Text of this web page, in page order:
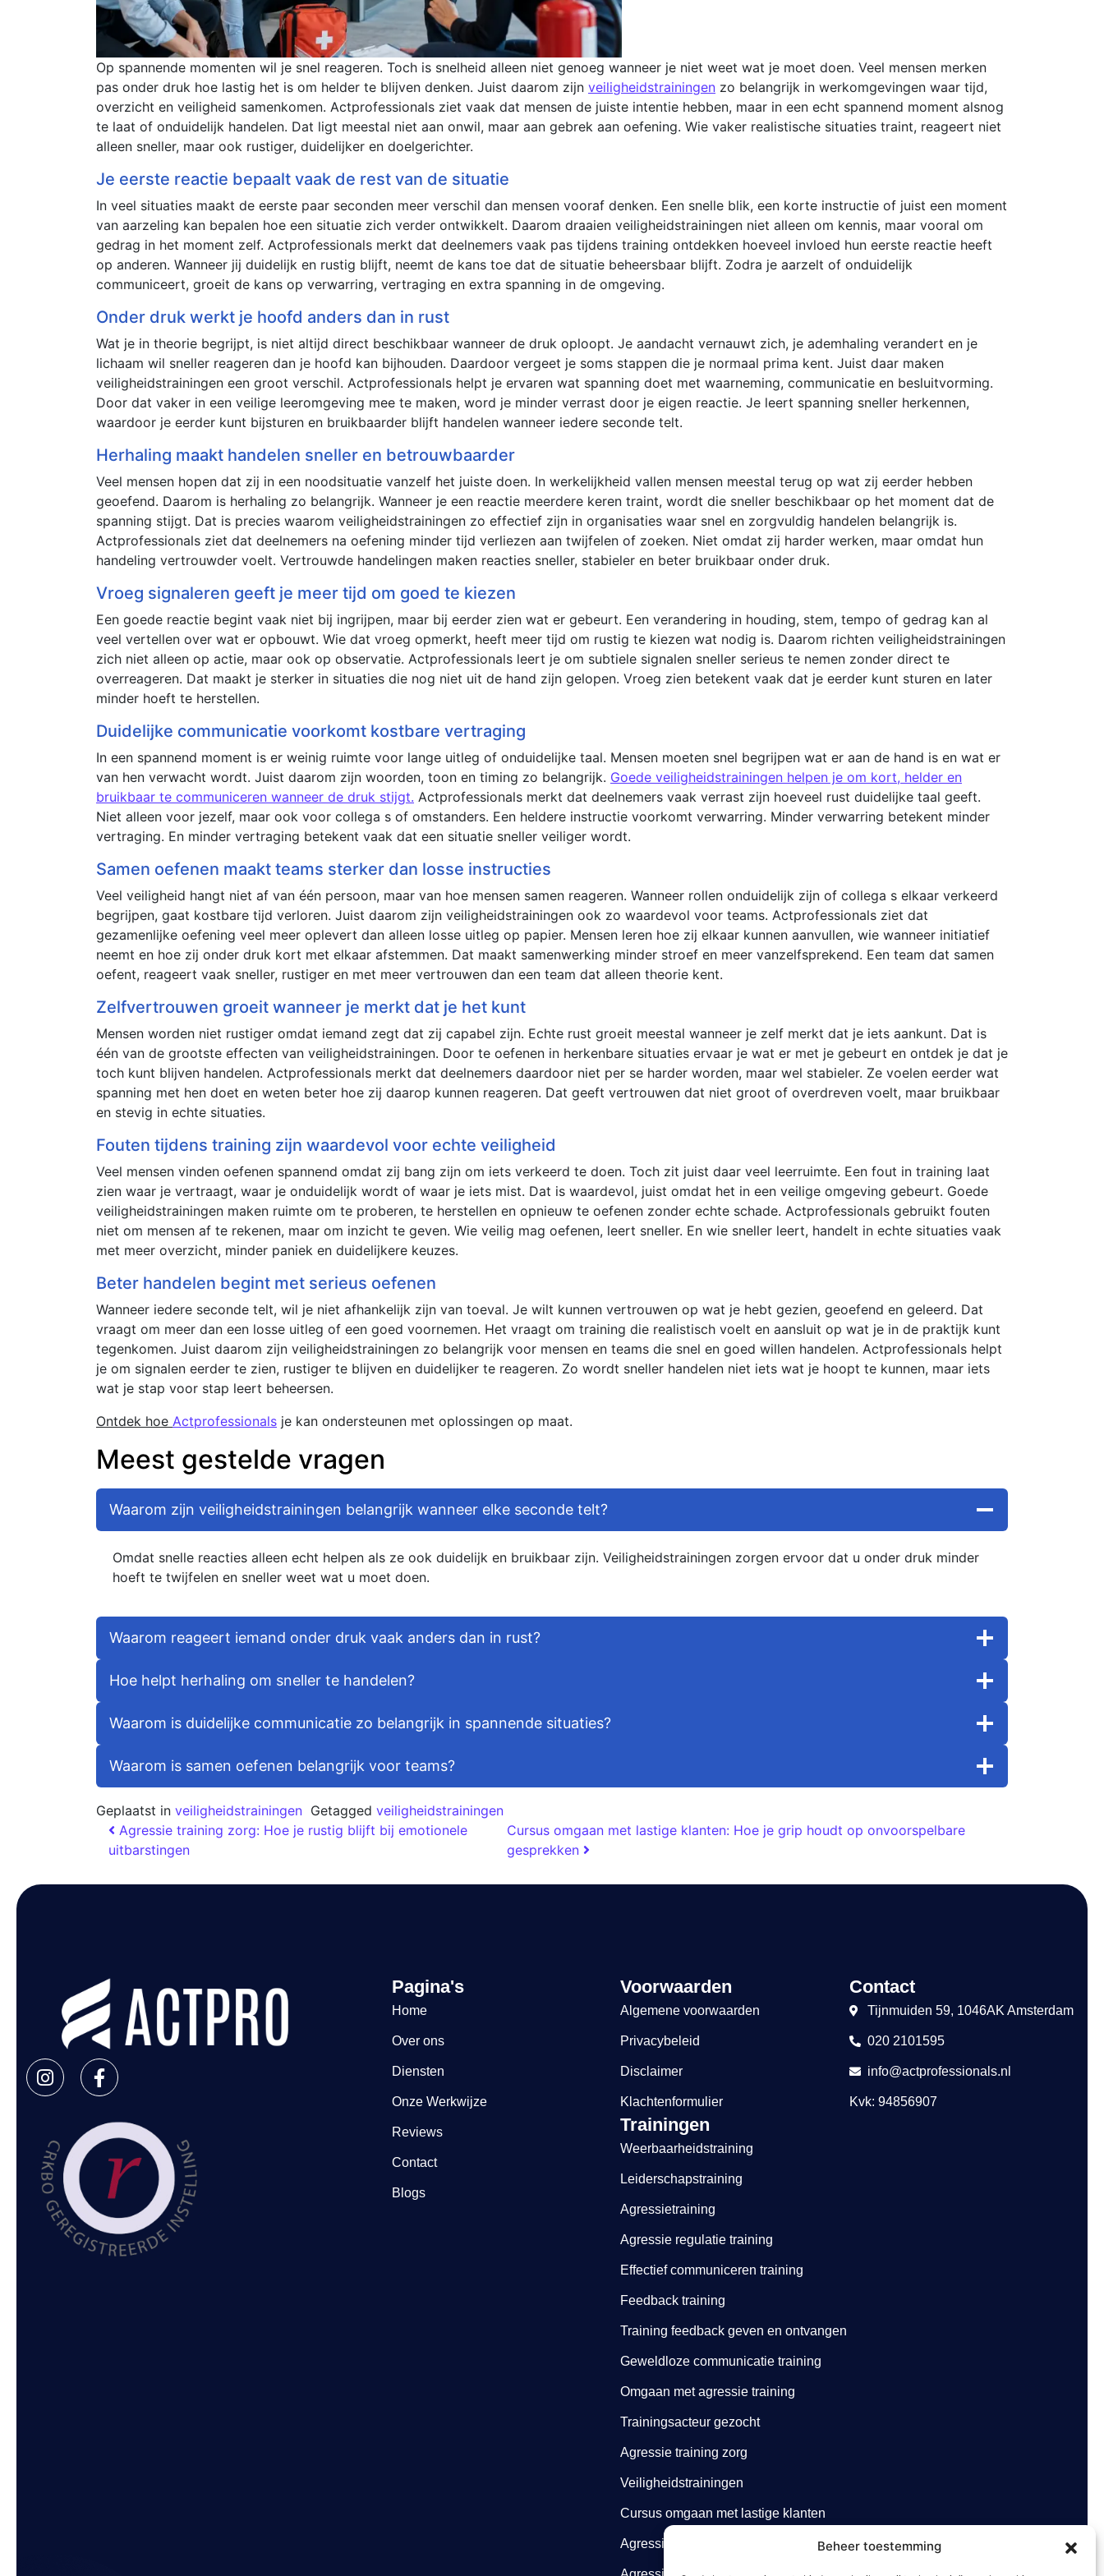
Beheer toestemming
Op spannende momenten wil je snel reageren. Toch is snelheid alleen niet genoeg wanneer je niet weet wat je moet doen. Veel mensen merken
pas onder druk hoe lastig het is om helder te blijven denken. Juist daarom zijn veiligheidstrainingen zo belangrijk in werkomgevingen waar tijd,
overzicht en veiligheid samenkomen. Actprofessionals ziet vaak dat mensen de juiste intentie hebben, maar in een echt spannend moment alsnog
te laat of onduidelijk handelen. Dat ligt meestal niet aan onwil, maar aan gebrek aan oefening. Wie vaker realistische situaties traint, reageert niet
alleen sneller, maar ook rustiger, duidelijker en doelgerichter.
Je eerste reactie bepaalt vaak de rest van de situatie
In veel situaties maakt de eerste paar seconden meer verschil dan mensen vooraf denken. Een snelle blik, een korte instructie of juist een moment
van aarzeling kan bepalen hoe een situatie zich verder ontwikkelt. Daarom draaien veiligheidstrainingen niet alleen om kennis, maar vooral om
gedrag in het moment zelf. Actprofessionals merkt dat deelnemers vaak pas tijdens training ontdekken hoeveel invloed hun eerste reactie heeft
op anderen. Wanneer jij duidelijk en rustig blijft, neemt de kans toe dat de situatie beheersbaar blijft. Zodra je aarzelt of onduidelijk
communiceert, groeit de kans op verwarring, vertraging en extra spanning in de omgeving.
Onder druk werkt je hoofd anders dan in rust
Wat je in theorie begrijpt, is niet altijd direct beschikbaar wanneer de druk oploopt. Je aandacht vernauwt zich, je ademhaling verandert en je
lichaam wil sneller reageren dan je hoofd kan bijhouden. Daardoor vergeet je soms stappen die je normaal prima kent. Juist daar maken
veiligheidstrainingen een groot verschil. Actprofessionals helpt je ervaren wat spanning doet met waarneming, communicatie en besluitvorming.
Door dat vaker in een veilige leeromgeving mee te maken, word je minder verrast door je eigen reactie. Je leert spanning sneller herkennen,
waardoor je eerder kunt bijsturen en bruikbaarder blijft handelen wanneer iedere seconde telt.
Herhaling maakt handelen sneller en betrouwbaarder
Veel mensen hopen dat zij in een noodsituatie vanzelf het juiste doen. In werkelijkheid vallen mensen meestal terug op wat zij eerder hebben
geoefend. Daarom is herhaling zo belangrijk. Wanneer je een reactie meerdere keren traint, wordt die sneller beschikbaar op het moment dat de
spanning stijgt. Dat is precies waarom veiligheidstrainingen zo effectief zijn in organisaties waar snel en zorgvuldig handelen belangrijk is.
Actprofessionals ziet dat deelnemers na oefening minder tijd verliezen aan twijfelen of zoeken. Niet omdat zij harder werken, maar omdat hun
handeling vertrouwder voelt. Vertrouwde handelingen maken reacties sneller, stabieler en beter bruikbaar onder druk.
Vroeg signaleren geeft je meer tijd om goed te kiezen
Een goede reactie begint vaak niet bij ingrijpen, maar bij eerder zien wat er gebeurt. Een verandering in houding, stem, tempo of gedrag kan al
veel vertellen over wat er opbouwt. Wie dat vroeg opmerkt, heeft meer tijd om rustig te kiezen wat nodig is. Daarom richten veiligheidstrainingen
zich niet alleen op actie, maar ook op observatie. Actprofessionals leert je om subtiele signalen sneller serieus te nemen zonder direct te
overreageren. Dat maakt je sterker in situaties die nog niet uit de hand zijn gelopen. Vroeg zien betekent vaak dat je eerder kunt sturen en later
minder hoeft te herstellen.
Duidelijke communicatie voorkomt kostbare vertraging
In een spannend moment is er weinig ruimte voor lange uitleg of onduidelijke taal. Mensen moeten snel begrijpen wat er aan de hand is en wat er
van hen verwacht wordt. Juist daarom zijn woorden, toon en timing zo belangrijk. Goede veiligheidstrainingen helpen je om kort, helder en
bruikbaar te communiceren wanneer de druk stijgt. Actprofessionals merkt dat deelnemers vaak verrast zijn hoeveel rust duidelijke taal geeft.
Niet alleen voor jezelf, maar ook voor collega s of omstanders. Een heldere instructie voorkomt verwarring. Minder verwarring betekent minder
vertraging. En minder vertraging betekent vaak dat een situatie sneller veiliger wordt.
Samen oefenen maakt teams sterker dan losse instructies
Veel veiligheid hangt niet af van één persoon, maar van hoe mensen samen reageren. Wanneer rollen onduidelijk zijn of collega s elkaar verkeerd
begrijpen, gaat kostbare tijd verloren. Juist daarom zijn veiligheidstrainingen ook zo waardevol voor teams. Actprofessionals ziet dat
gezamenlijke oefening veel meer oplevert dan alleen losse uitleg op papier. Mensen leren hoe zij elkaar kunnen aanvullen, wie wanneer initiatief
neemt en hoe zij onder druk kort met elkaar afstemmen. Dat maakt samenwerking minder stroef en meer vanzelfsprekend. Een team dat samen
oefent, reageert vaak sneller, rustiger en met meer vertrouwen dan een team dat alleen theorie kent.
Zelfvertrouwen groeit wanneer je merkt dat je het kunt
Mensen worden niet rustiger omdat iemand zegt dat zij capabel zijn. Echte rust groeit meestal wanneer je zelf merkt dat je iets aankunt. Dat is
één van de grootste effecten van veiligheidstrainingen. Door te oefenen in herkenbare situaties ervaar je wat er met je gebeurt en ontdek je dat je
toch kunt blijven handelen. Actprofessionals merkt dat deelnemers daardoor niet per se harder worden, maar wel stabieler. Ze voelen eerder wat
spanning met hen doet en weten beter hoe zij daarop kunnen reageren. Dat geeft vertrouwen dat niet groot of overdreven voelt, maar bruikbaar
en stevig in echte situaties.
Fouten tijdens training zijn waardevol voor echte veiligheid
Veel mensen vinden oefenen spannend omdat zij bang zijn om iets verkeerd te doen. Toch zit juist daar veel leerruimte. Een fout in training laat
zien waar je vertraagt, waar je onduidelijk wordt of waar je iets mist. Dat is waardevol, juist omdat het in een veilige omgeving gebeurt. Goede
veiligheidstrainingen maken ruimte om te proberen, te herstellen en opnieuw te oefenen zonder echte schade. Actprofessionals gebruikt fouten
niet om mensen af te rekenen, maar om inzicht te geven. Wie veilig mag oefenen, leert sneller. En wie sneller leert, handelt in echte situaties vaak
met meer overzicht, minder paniek en duidelijkere keuzes.
Beter handelen begint met serieus oefenen
Wanneer iedere seconde telt, wil je niet afhankelijk zijn van toeval. Je wilt kunnen vertrouwen op wat je hebt gezien, geoefend en geleerd. Dat
vraagt om meer dan een losse uitleg of een goed voornemen. Het vraagt om training die realistisch voelt en aansluit op wat je in de praktijk kunt
tegenkomen. Juist daarom zijn veiligheidstrainingen zo belangrijk voor mensen en teams die snel en goed willen handelen. Actprofessionals helpt
je om signalen eerder te zien, rustiger te blijven en duidelijker te reageren. Zo wordt sneller handelen niet iets wat je hoopt te kunnen, maar iets
wat je stap voor stap leert beheersen.
Ontdek hoe Actprofessionals je kan ondersteunen met oplossingen op maat.
Meest gestelde vragen
Waarom zijn veiligheidstrainingen belangrijk wanneer elke seconde telt?
Omdat snelle reacties alleen echt helpen als ze ook duidelijk en bruikbaar zijn. Veiligheidstrainingen zorgen ervoor dat u onder druk minder
hoeft te twijfelen en sneller weet wat u moet doen.
Waarom reageert iemand onder druk vaak anders dan in rust?
Hoe helpt herhaling om sneller te handelen?
Waarom is duidelijke communicatie zo belangrijk in spannende situaties?
Waarom is samen oefenen belangrijk voor teams?
Geplaatst in veiligheidstrainingen Getagged veiligheidstrainingen
Agressie training zorg: Hoe je rustig blijft bij emotionele
uitbarstingen
Cursus omgaan met lastige klanten: Hoe je grip houdt op onvoorspelbare
gesprekken
Pagina's
Home
Over ons
Diensten
Onze Werkwijze
Reviews
Contact
Blogs
Voorwaarden
Algemene voorwaarden
Privacybeleid
Disclaimer
Klachtenformulier
Trainingen
Weerbaarheidstraining
Leiderschapstraining
Agressietraining
Agressie regulatie training
Effectief communiceren training
Feedback training
Training feedback geven en ontvangen
Geweldloze communicatie training
Omgaan met agressie training
Trainingsacteur gezocht
Agressie training zorg
Veiligheidstrainingen
Cursus omgaan met lastige klanten
Agressie cursus
Contact
Tijnmuiden 59, 1046AK Amsterdam
020 2101595
info@actprofessionals.nl
Kvk: 94856907